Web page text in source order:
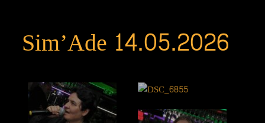
Sim’Ade 14.05.2026